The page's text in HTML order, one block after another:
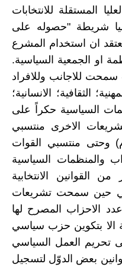
العليا المستقلة للانتخابات
شريطة "حصوله على
ان استخدام المشرع
او الجمعية السياسية.
سمحت للاجانب وللافراد
الثقافية؛ الانسانية؛
السياسية حكراً على
الاخرى منتسبي
وحتى منتسبي القوات
والمنظمات السياسية
القوانين الانتخابية
حين سمحت تشريعات
الاحزاب المصرح لها
الا بتكوين حزب سياسي
تحريم العمل السياسي
بعض الدوّل لتسجيل